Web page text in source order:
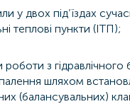
у двох під’їздах
теплові пункти (ІТП);
з гідравлічного
шляхом
(балансувальних)